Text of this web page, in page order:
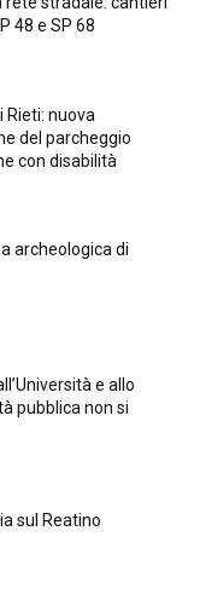
48 e SP 68
Rieti: nuova
del parcheggio
con disabilità
archeologica di
e allo
pubblica non si
sul Reatino